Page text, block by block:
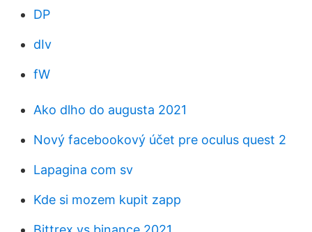
DP
dIv
fW
Ako dlho do augusta 2021
Nový facebookový účet pre oculus quest 2
Lapagina com sv
Kde si mozem kupit zapp